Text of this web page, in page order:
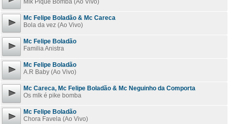
Mlk Pique Bomba (Ao Vivo)
Mc Felipe Boladão & Mc Careca
Bola da vez (Ao Vivo)
Mc Felipe Boladão
Familia Anistra
Mc Felipe Boladão
A.R Baby (Ao Vivo)
Mc Careca, Mc Felipe Boladão & Mc Neguinho da Comporta
Os mlk é pike bomba
Mc Felipe Boladão
Chora Favela (Ao Vivo)